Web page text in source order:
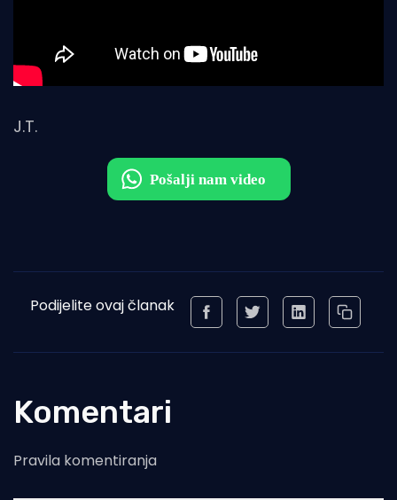
J.T.
Podijelite ovaj članak
Komentari
Pravila komentiranja